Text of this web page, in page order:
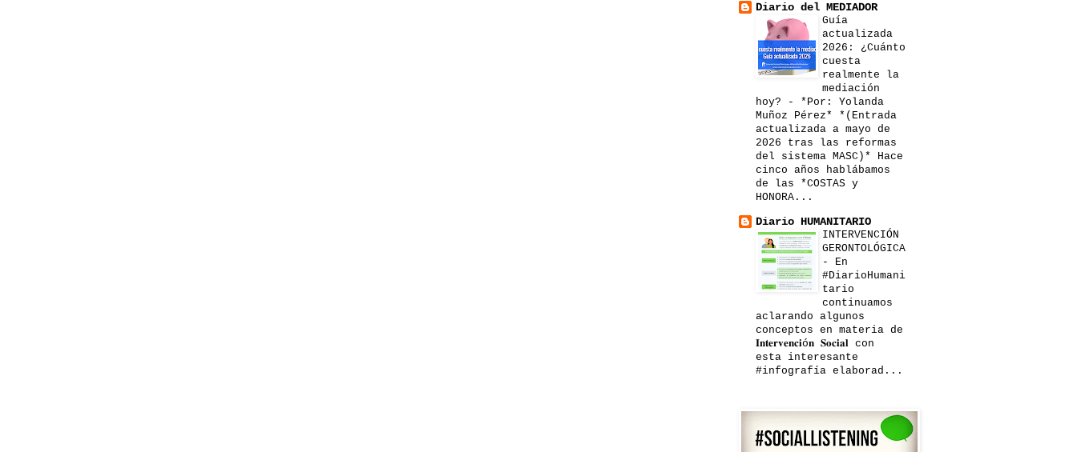
Diario del MEDIADOR
Guía
actualizada
2026: ¿Cuánto
cuesta
realmente la
mediación
hoy?
- *Por: Yolanda
Muñoz Pérez* *(Entrada
actualizada a mayo de
2026 tras las reformas
del sistema MASC)* Hace
cinco años hablábamos
de las *COSTAS y
HONORA...
Diario HUMANITARIO
INTERVENCIÓN
GERONTOLÓGICA
- En
#DiarioHumani
tario
continuamos
aclarando algunos
conceptos en materia de
𝐈𝐧𝐭𝐞𝐫𝐯𝐞𝐧𝐜𝐢ó𝐧 𝐒𝐨𝐜𝐢𝐚𝐥 con
esta interesante
#infografía elaborad...